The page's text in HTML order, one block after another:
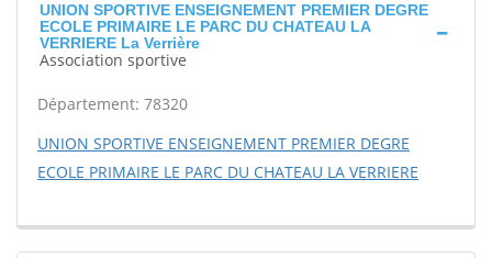
UNION SPORTIVE ENSEIGNEMENT PREMIER DEGRE
ECOLE PRIMAIRE LE PARC DU CHATEAU LA
VERRIERE La Verrière
Association sportive
Département: 78320
UNION SPORTIVE ENSEIGNEMENT PREMIER DEGRE
ECOLE PRIMAIRE LE PARC DU CHATEAU LA VERRIERE